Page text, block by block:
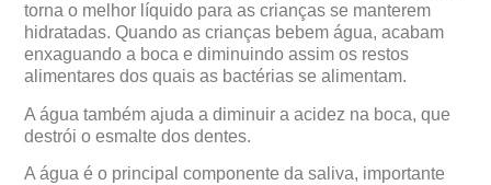
torna o melhor líquido para as crianças se manterem
hidratadas. Quando as crianças bebem água,acabam
enxaguando a boca e diminuindo assim os restos
alimentares dos quais as bactérias se alimentam.
A água também ajuda a diminuir a acidez na boca, que
destrói o esmalte dos dentes.
A água é o principal componente da saliva, importante